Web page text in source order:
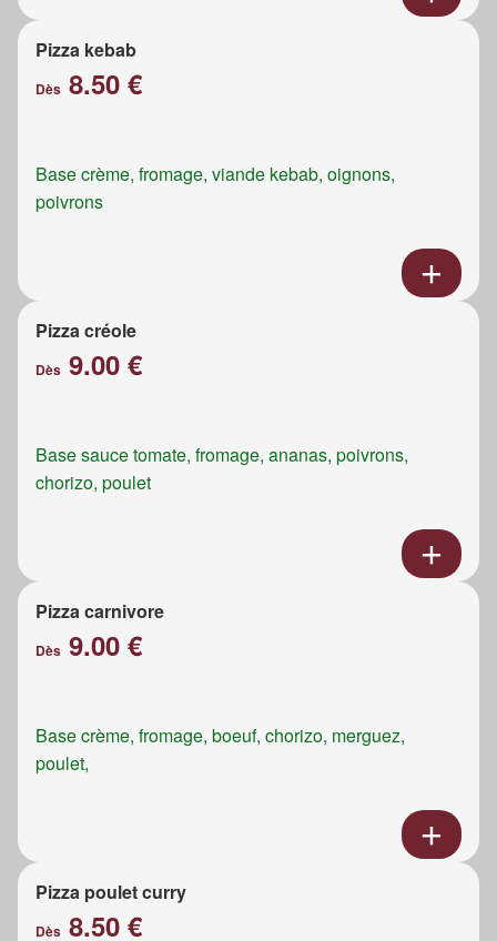
Pizza kebab
Dès 8.50 €
Base crème, fromage, viande kebab, oignons,
poivrons
Pizza créole
Dès 9.00 €
Base sauce tomate, fromage, ananas, poivrons,
chorizo, poulet
Pizza carnivore
Dès 9.00 €
Base crème, fromage, boeuf, chorizo, merguez,
poulet,
Pizza poulet curry
Dès 8.50 €